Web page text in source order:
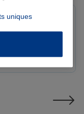
uniques